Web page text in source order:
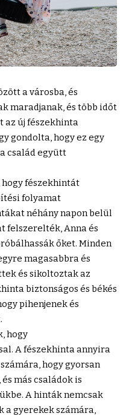
a városba, és
maradjanak, és több időt
az új fészekhinta
gondolta, hogy ez egy
család együtt
fészekhintát
folyamat
néhány napon belül
felszerelték, Anna és
őket. Minden
magasabbra és
és sikoltoztak az
biztonságos és békés
pihenjenek és
hogy
A fészekhinta annyira
hogy gyorsan
más családok is
A hinták nemcsak
gyerekek számára,